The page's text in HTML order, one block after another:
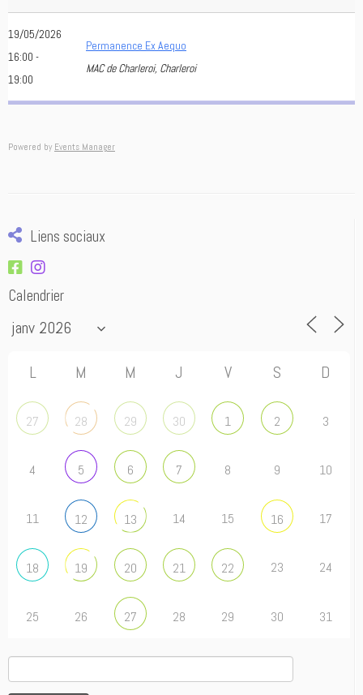
19/05/2026
16:00 -
19:00
Permanence Ex Aequo
MAC de Charleroi, Charleroi
Powered by Events Manager
Liens sociaux
Calendrier
L M M J V S D
27 28 29 30 1 2 3
4 5 6 7 8 9 10
11 12 13 14 15 16 17
18 19 20 21 22 23 24
25 26 27 28 29 30 31